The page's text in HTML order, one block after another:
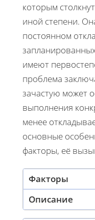
которым
иной степени.
постоянном
имеют
проблема
зачастую может
выполнения
менее
основные
факторы, её
Факторы
Описание